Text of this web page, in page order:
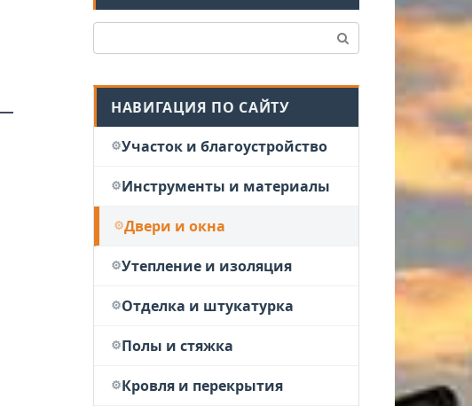
НАВИГАЦИЯ ПО САЙТУ
Участок и благоустройство
Инструменты и материалы
Двери и окна
Утепление и изоляция
Отделка и штукатурка
Полы и стяжка
Кровля и перекрытия